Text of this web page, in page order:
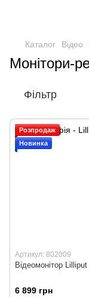
Каталог Відео
Монітори-
Фільтр
Розпродаж
Новинка
Артикул: 802009
Відеомонітор
6 899 грн